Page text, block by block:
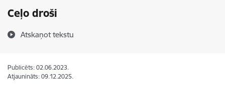
Ceļo droši
Atskaņot tekstu
Publicēts: 02.06.2023.
Atjaunināts: 09.12.2025.